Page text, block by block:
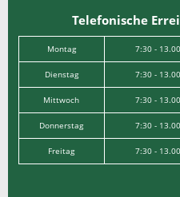
Telefonische
Montag 7:30 -
Dienstag 7:30 -
Mittwoch 7:30 -
Donnerstag 7:30 -
Freitag 7:30 -